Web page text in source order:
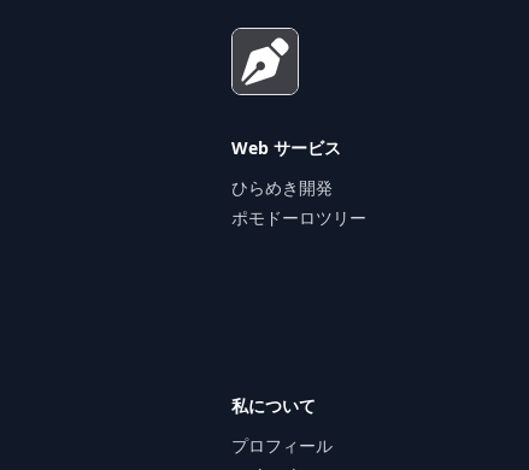
Web サービス
ひらめき開発
ポモドーロツリー
私について
プロフィール